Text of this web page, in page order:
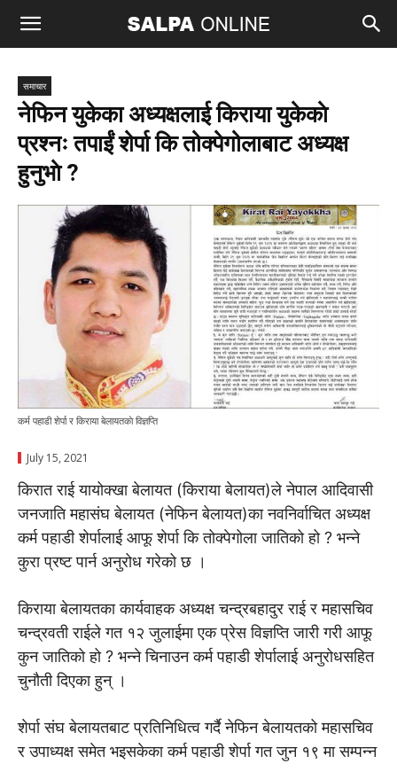
समाचार
नेफिन युकेका अध्यक्षलाई किराया युकेकाे
प्रश्नः तपाईं शेर्पा कि तोक्पेगोलाबाट अध्यक्ष
हुनुभाे ?
कर्म पहाडी शेर्पा र किराया बेलायतकाे विज्ञप्ति
July 15, 2021
किरात राई यायोक्खा बेलायत (किराया बेलायत)ले नेपाल आदिवासी
जनजाति महासंघ बेलायत (नेफिन बेलायत)का नवनिर्वाचित अध्यक्ष
कर्म पहाडी शेर्पालाई आफू शेर्पा कि तोक्पेगोला जातिको हो ? भन्ने
कुरा प्रष्ट पार्न अनुरोध गरेको छ ।
किराया बेलायतका कार्यवाहक अध्यक्ष चन्द्रबहादुर राई र महासचिव
चन्द्रवती राईले गत १२ जुलाईमा एक प्रेस विज्ञप्ति जारी गरी आफू
कुन जातिको हो ? भन्ने चिनाउन कर्म पहाडी शेर्पालाई अनुरोधसहित
चुनौती दिएका हुन् ।
शेर्पा संघ बेलायतबाट प्रतिनिधित्व गर्दै नेफिन बेलायतको महासचिव
र उपाध्यक्ष समेत भइसकेका कर्म पहाडी शेर्पा गत जुन १९ मा सम्पन्न